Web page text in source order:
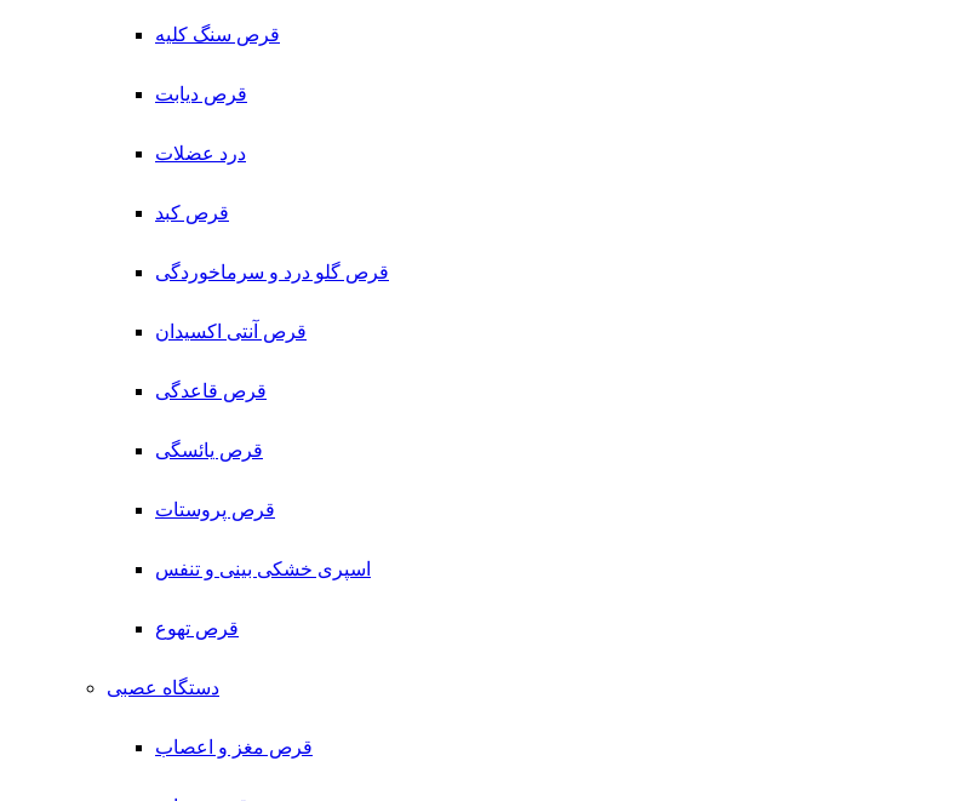
قرص سنگ کلیه
قرص دیابت
درد عضلات
قرص کبد
قرص گلو درد و سرماخوردگی
قرص آنتی اکسیدان
قرص قاعدگی
قرص یائسگی
قرص پروستات
اسپری خشکی بینی و تنفس
قرص تهوع
دستگاه عصبی
قرص مغز و اعصاب